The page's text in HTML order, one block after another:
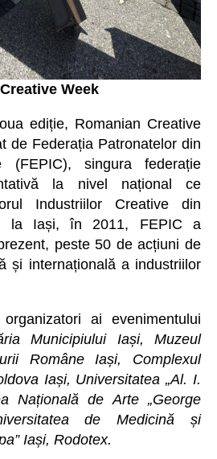
Week
ediție, Romanian Creative
de Federația Patronatelor din
(FEPIC), singura federație
la nivel național ce
Industriilor Creative din
la Iași, în 2011, FEPIC a
peste 50 de acțiuni de
și internațională a industriilor
ai evenimentului
Municipiului Iași, Muzeul
Române Iași, Complexul
Iași, Universitatea „Al. I.
Națională de Arte „George
de Medicină și
Iași, Rodotex.